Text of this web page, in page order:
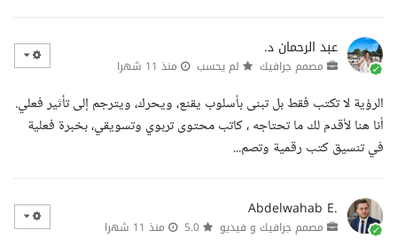
عبد الرحمان د.
مصمم جرافيك لم يحسب منذ 11 شهرا
الرؤية لا تكتب فقط بل تبنى بأسلوب يقنع، ويحرك، ويترجم إلى تأثير فعلي.
أنا هنا لأقدم لك ما تحتاجه ، كاتب محتوى تربوي وتسويقي، بخبرة فعلية
في تنسيق كتب رقمية وتصم...
Abdelwahab E.
مصمم جرافيك و فيديو منذ 11 شهرا